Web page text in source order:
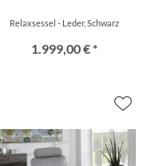
Relaxsessel - Leder, Schwarz
1.999,00 € *